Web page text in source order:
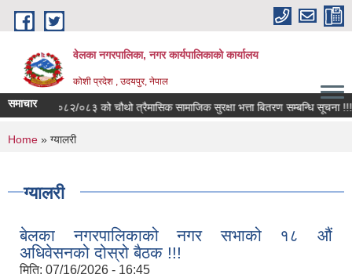
Skip to main content
वेलका नगरपालिका, नगर कार्यपालिकाको कार्यालय
कोशी प्रदेश , उदयपुर, नेपाल
समाचार०८३ को चौथो त्रैमासिक सामाजिक सुरक्षा भत्ता बितरण सम्बन्धि सूचना !!!
You are here
Home » ग्यालरी
ग्यालरी
बेलका नगरपालिकाको नगर सभाको १८ औं
अधिवेसनको दोस्रो बैठक !!!
मिति: 07/16/2026 - 16:45